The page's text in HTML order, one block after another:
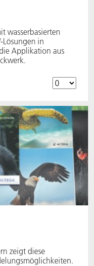
wasserbasierten
Lösungen in
Applikation aus
zeigt diese